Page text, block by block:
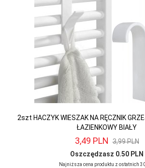
2szt HACZYK WIESZAK NA RĘCZNIK
ŁAZIENKOWY BIAŁY
3,49 PLN 3,99 PLN
Oszczędzasz 0.50 PLN
Najniższa cena produktu z ostatnich